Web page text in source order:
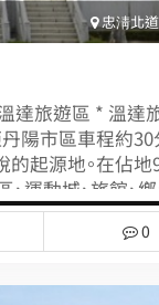
忠淸北
達旅遊區 * 溫達
陽市區車程約30
起源地。在佔地
運動城、旅館、
說之家、傳統婚禮
神工的溫達洞窟
化節。附近景點
0